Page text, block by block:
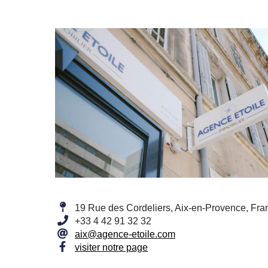
19 Rue des Cordeliers, Aix-en-Provence,
+33 4 42 91 32 32
aix@agence-etoile.com
visiter notre page